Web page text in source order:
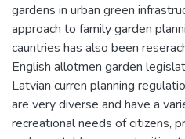
gardens in urban green
approach to family garden
cauntries has also been
English allotmen garden
Latvian curren planning
are very diverse and have a
recreational needs of citizens,